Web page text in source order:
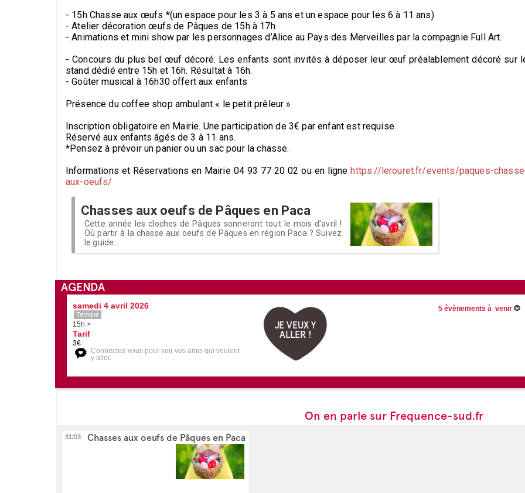
- 15h Chasse aux œufs *(un espace pour les 3 à 5 ans et un espace pour les 6 à 11 ans)
- Atelier décoration œufs de Pâques de 15h à 17h
- Animations et mini show par les personnages d’Alice au Pays des Merveilles par la compagnie Full Art.
- Concours du plus bel œuf décoré. Les enfants sont invités à déposer leur œuf préalablement décoré sur
stand dédié entre 15h et 16h. Résultat à 16h.
- Goûter musical à 16h30 offert aux enfants
Présence du coffee shop ambulant « le petit prêleur »
Inscription obligatoire en Mairie. Une participation de 3€ par enfant est requise.
Réservé aux enfants âgés de 3 à 11 ans.
*Pensez à prévoir un panier ou un sac pour la chasse.
Informations et Réservations en Mairie 04 93 77 20 02 ou en lignehttps://lerouret.fr/events/paques-
aux-oeufs/
Chasses aux oeufs de Pâques en Paca
Cette année les cloches de Pâques sonneront tout le mois d'avril !
Où partir à la chasse aux oeufs de Pâques en région Paca ? Suivez
le guide...
AGENDA
samedi 4 avril 2026
Terminé
15h >
Tarif
3€
Connectez-vous pour voir vos amis qui veulent
y aller.
JE VEUX Y
ALLER !
5 évènements à venir
On en parle sur Frequence-sud.fr
31/03 Chasses aux oeufs de Pâques en Paca